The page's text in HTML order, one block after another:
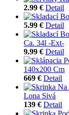
2.99 € Detail
5.99 € Detail
Ca. 34l -Ext-
9.99 € Detail
140x200 Cm
669 € Detail
Lona Sivá
139 € Detail